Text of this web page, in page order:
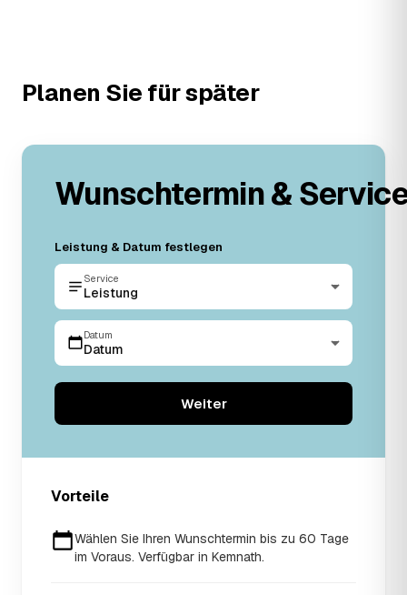
Planen Sie für später
Wunschtermin &
Leistung & Datum festlegen
Service
Leistung
Datum
Datum
Weiter
Vorteile
Wählen Sie Ihren Wunschtermin bis zu 60 Tage
im Voraus. Verfügbar in Kemnath.